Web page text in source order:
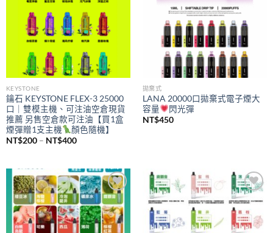
KEYSTONE
鑰石 KEYSTONE FLEX-3 25000
口｜雙模主機、可注油空倉現貨
推薦 另售空倉款可注油【買1盒
煙彈贈1支主機
顏色隨機】
NT$200 – NT$400價
NT$200
到
NT$400
拋棄式
LANA 20000口拋棄式電子煙大
容量
閃光彈
NT$450
Add to
wishlist
Add to